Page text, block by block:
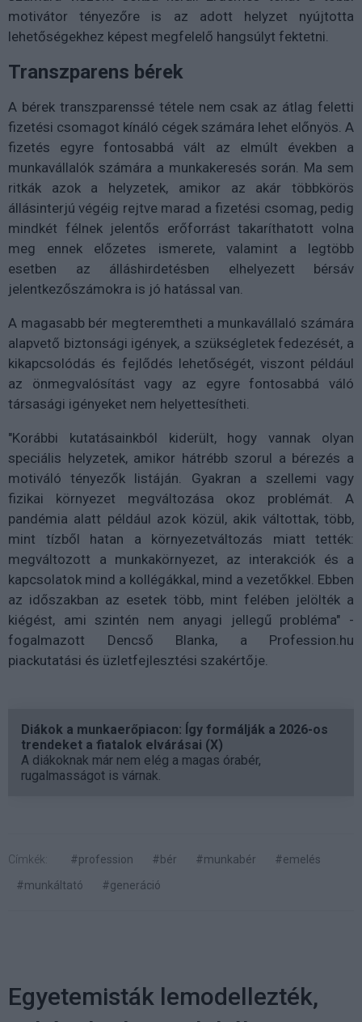
motivátor tényezőre is az adott helyzet nyújtotta
lehetőségekhez képest megfelelő hangsúlyt fektetni.
Transzparens bérek
A bérek transzparenssé tétele nem csak az átlag feletti
fizetési csomagot kínáló cégek számára lehet előnyös. A
fizetés egyre fontosabbá vált az elmúlt években a
munkavállalók számára a munkakeresés során. Ma sem
ritkák azok a helyzetek, amikor az akár többkörös
állásinterjú végéig rejtve marad a fizetési csomag, pedig
mindkét félnek jelentős erőforrást takaríthatott volna
meg ennek előzetes ismerete, valamint a legtöbb
esetben az álláshirdetésben elhelyezett bérsáv
jelentkezőszámokra is jó hatással van.
A magasabb bér megteremtheti a munkavállaló számára
alapvető biztonsági igények, a szükségletek fedezését, a
kikapcsolódás és fejlődés lehetőségét, viszont például
az önmegvalósítást vagy az egyre fontosabbá váló
társasági igényeket nem helyettesítheti.
"Korábbi kutatásainkból kiderült, hogy vannak olyan
speciális helyzetek, amikor hátrébb szorul a bérezés a
motiváló tényezők listáján. Gyakran a szellemi vagy
fizikai környezet megváltozása okoz problémát. A
pandémia alatt például azok közül, akik váltottak, több,
mint tízből hatan a környezetváltozás miatt tették:
megváltozott a munkakörnyezet, az interakciók és a
kapcsolatok mind a kollégákkal, mind a vezetőkkel. Ebben
az időszakban az esetek több, mint felében jelölték a
kiégést, ami szintén nem anyagi jellegű probléma" -
fogalmazott Dencső Blanka, a Profession.hu
piackutatási és üzletfejlesztési szakértője.
Diákok a munkaerőpiacon: Így formálják a 2026-os
trendeket a fiatalok elvárásai (X)
A diákoknak már nem elég a magas órabér,
rugalmasságot is várnak.
Címkék: #profession #bér #munkabér
#emelés
#munkáltató
#generáció
Egyetemisták lemodellezték,